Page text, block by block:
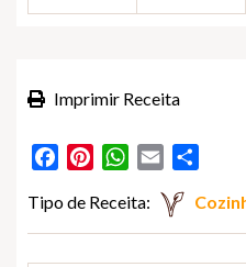
Imprimir Receita
FacebookPinterestWhatsApp
Email
Tipo de Receita: